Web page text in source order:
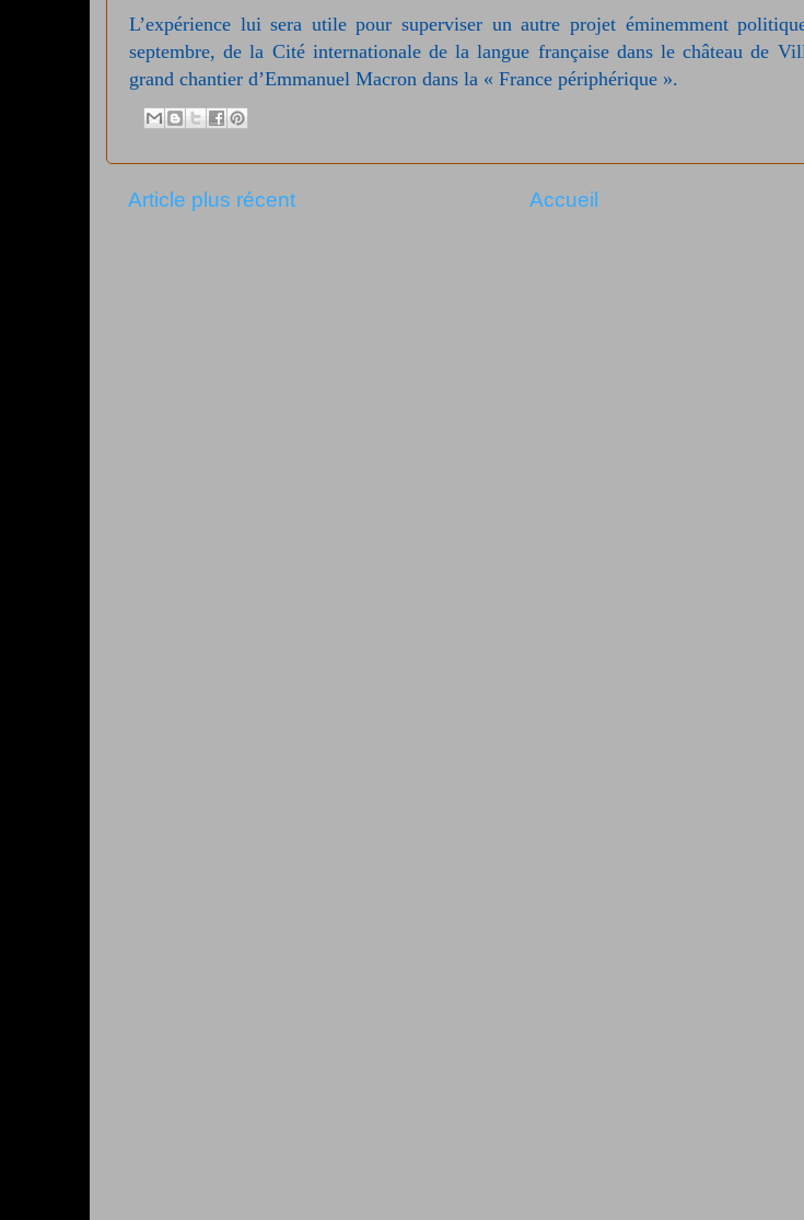
L’expérience lui sera utile pour superviser un autre projet éminemment
septembre, de la Cité internationale de la langue française dans le château de
grand chantier d’Emmanuel Macron dans la « France périphérique ».
Article plus récent Accueil